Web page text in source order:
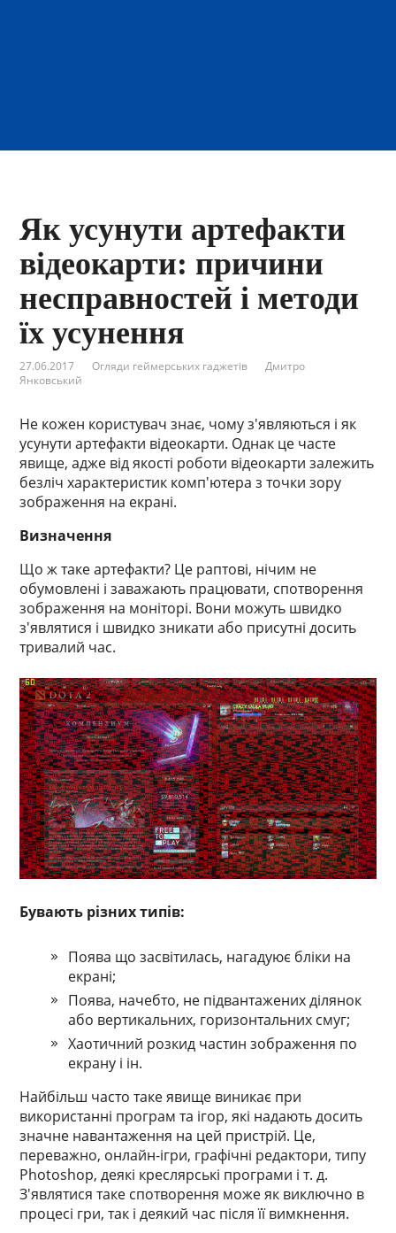
Як усунути артефакти
відеокарти: причини
несправностей і методи
їх усунення
27.06.2017 Огляди геймерських гаджетів
Дмитро
Янковський
Не кожен користувач знає, чому з'являються і як
усунути артефакти відеокарти. Однак це часте
явище, адже від якості роботи відеокарти залежить
безліч характеристик комп'ютера з точки зору
зображення на екрані.
Визначення
Що ж таке артефакти? Це раптові, нічим не
обумовлені і заважають працювати, спотворення
зображення на моніторі. Вони можуть швидко
з'являтися і швидко зникати або присутні досить
тривалий час.
Бувають різних типів:
Поява що засвітилась, нагадуює бліки на
екрані;
Поява, начебто, не підвантажених ділянок
або вертикальних, горизонтальних смуг;
Хаотичний розкид частин зображення по
екрану і ін.
Найбільш часто таке явище виникає при
використанні програм та ігор, які надають досить
значне навантаження на цей пристрій. Це,
переважно, онлайн-ігри, графічні редактори, типу
Photoshop, деякі креслярські програми і т. д.
З'являтися таке спотворення може як виключно в
процесі гри, так і деякий час після її вимкнення.